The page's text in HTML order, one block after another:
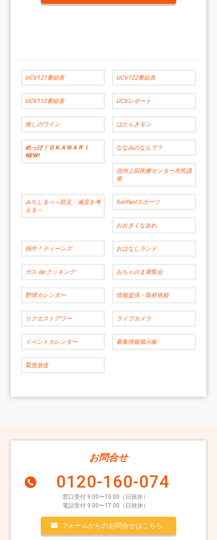
UCV121番組表 UCV122番組表
UCV112番組表 UCVレポート
推しのワイン はたらきモン
めっけ！ＯＫＡＷＡＲＩ
NEW!
ななみのなんで？
信州上田医療センター市民講
座
みちしるべ～防災・減災を考
える～
fun!fan!スポーツ
おおきくなあれ
熱中！ティーンズ おはなしランド
ガス de クッキング おちゃのま展覧会
野球カレンダー 情報提供・取材依頼
リクエストアワー ライブカメラ
イベントカレンダー 募集情報掲示板
緊急放送
お問合せ
0120-160-074
窓口受付 9:00〜15:00（日祝休）
電話受付 9:00〜17:00（日祝休）
フォームからのお問合せはこちら